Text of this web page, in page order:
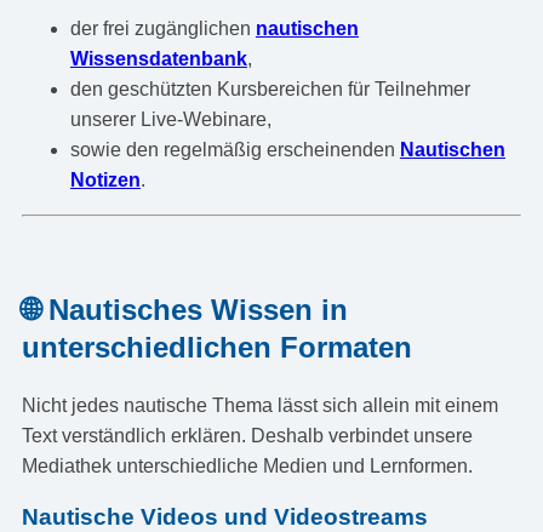
der frei zugänglichen nautischen
Wissensdatenbank,
den geschützten Kursbereichen für Teilnehmer
unserer Live-Webinare,
sowie den regelmäßig erscheinenden Nautischen
Notizen.
🌐 Nautisches Wissen in
unterschiedlichen Formaten
Nicht jedes nautische Thema lässt sich allein mit einem
Text verständlich erklären. Deshalb verbindet unsere
Mediathek unterschiedliche Medien und Lernformen.
Nautische Videos und Videostreams